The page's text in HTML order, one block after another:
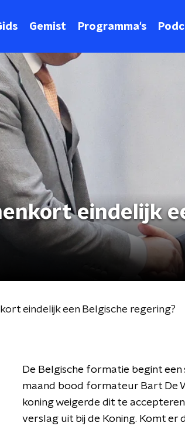
Gemist Programma's
eindelijk
eindelijk een Belgische regering?
De Belgische formatie begint
maand bood formateur Bart De
koning weigerde dit te
verslag uit bij de Koning. Komt er